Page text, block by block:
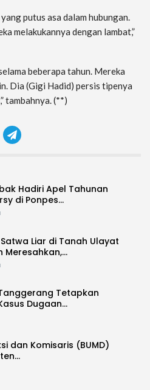
putus asa dalam hubungan.
melakukannya dengan lambat,”
beberapa tahun. Mereka
Dia (Gigi Hadid) persis tipenya
tambahnya. (**)
Hadiri Apel Tahunan
di Ponpes…
Liar di Tanah Ulayat
Meresahkan,…
Tetapkan
Dugaan…
dan Komisaris (BUMD)